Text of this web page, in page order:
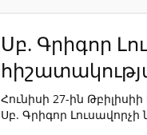
Սբ. Գրիգոր
Հունիսի 27-ին
Սբ. Գրիգոր